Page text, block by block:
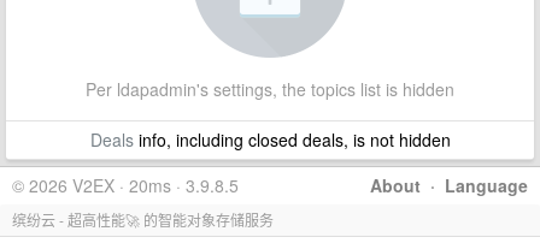
Per ldapadmin's settings, the topics list is hidden
Dealsinfo, including closed deals, is not hidden
About · Language
© 2026 V2EX · 20ms · 3.9.8.5
缤纷云 - 超高性能🚀 的智能对象存储服务